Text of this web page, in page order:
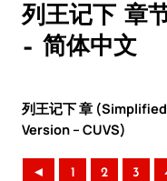
列王记下 章
– 简体中文
列王记下 章
Version – CUVS)
◄ 1 2 3